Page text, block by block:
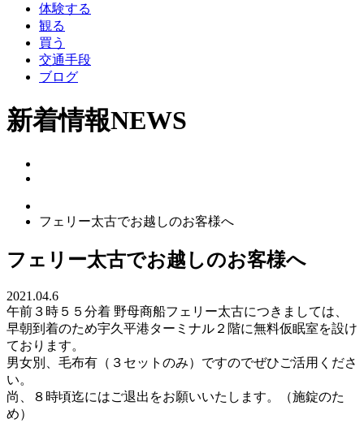
体験する
観る
買う
交通手段
ブログ
新着情報NEWS
フェリー太古でお越しのお客様へ
フェリー太古でお越しのお客様へ
2021.04.6
午前３時５５分着 野母商船フェリー太古につきましては、
早朝到着のため宇久平港ターミナル２階に無料仮眠室を設け
ております。
男女別、毛布有（３セットのみ）ですのでぜひご活用くださ
い。
尚、８時頃迄にはご退出をお願いいたします。（施錠のた
め）